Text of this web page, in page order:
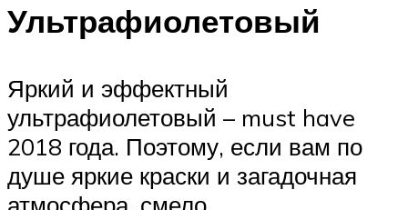
Ультрафиолетовый
Яркий и эффектный
ультрафиолетовый – must have
2018 года. Поэтому, если вам по
душе яркие краски и загадочная